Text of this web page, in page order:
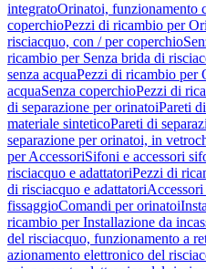
integratoOrinatoi, funzionamento
coperchioPezzi di ricambio per
risciacquo, con / per coperchio
ricambio per Senza brida di
senza acquaPezzi di ricambio per
acquaSenza coperchioPezzi di
di separazione per orinatoiPareti
materiale sinteticoPareti di
separazione per orinatoi, in
per AccessoriSifoni e accessori
risciacquo e adattatoriPezzi di
di risciacquo e adattatori
fissaggioComandi per orinatoi
ricambio per Installazione da
del risciacquo, funzionamento a
azionamento elettronico del